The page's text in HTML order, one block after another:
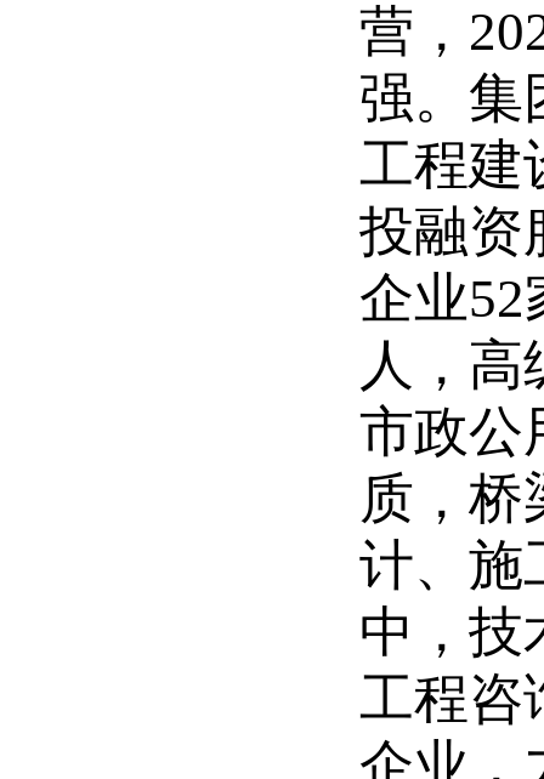
营，
强。集
工程建
投融资
企业52
人，高
市政公
质，桥
计、施
中，技
工程咨
企业，